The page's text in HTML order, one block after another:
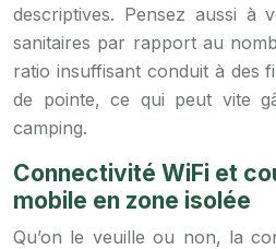
descriptives. Pensez aussi à
sanitaires par rapport au
ratio insuffisant conduit à des
de pointe, ce qui peut vite
camping.
Connectivité WiFi et
mobile en zone isolée
Qu’on le veuille ou non, la